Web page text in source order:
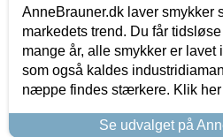
AnneBrauner.dk laver smykker
markedets trend. Du får
mange år, alle smykker er lavet
som også kaldes
næppe findes stærkere. Klik her
Se udvalget på